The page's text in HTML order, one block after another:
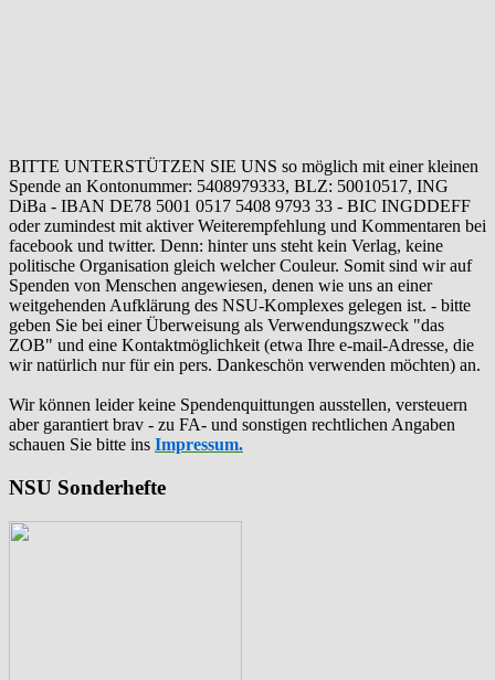
BITTE UNTERSTÜTZEN SIE UNS so möglich mit einer kleinen
Spende an Kontonummer: 5408979333, BLZ: 50010517, ING
DiBa - IBAN DE78 5001 0517 5408 9793 33 - BIC INGDDEFF
oder zumindest mit aktiver Weiterempfehlung und Kommentaren bei
facebook und twitter. Denn: hinter uns steht kein Verlag, keine
politische Organisation gleich welcher Couleur. Somit sind wir auf
Spenden von Menschen angewiesen, denen wie uns an einer
weitgehenden Aufklärung des NSU-Komplexes gelegen ist. - bitte
geben Sie bei einer Überweisung als Verwendungszweck "das
ZOB" und eine Kontaktmöglichkeit (etwa Ihre e-mail-Adresse, die
wir natürlich nur für ein pers. Dankeschön verwenden möchten) an.
Wir können leider keine Spendenquittungen ausstellen, versteuern
aber garantiert brav - zu FA- und sonstigen rechtlichen Angaben
schauen Sie bitte ins Impressum.
NSU Sonderhefte